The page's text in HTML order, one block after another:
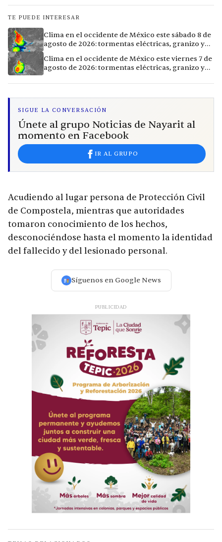
TE PUEDE INTERESAR
Clima en el occidente de México este sábado 8 de
agosto de 2026: tormentas eléctricas, granizo y
Clima en el occidente de México este viernes 7 de
agosto de 2026: tormentas eléctricas, granizo y
SIGUE LA CONVERSACIÓN
Únete al grupo Noticias de Nayarit al
momento en Facebook
IR AL GRUPO
Acudiendo al lugar persona de Protección Civil
de Compostela, mientras que autoridades
tomaron conocimiento de los hechos,
desconociéndose hasta el momento la identidad
del fallecido y del lesionado personal.
Síguenos en Google News
PUBLICIDAD